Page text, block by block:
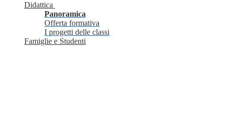
Didattica
Panoramica
Offerta formativa
I progetti delle classi
Famiglie e Studenti